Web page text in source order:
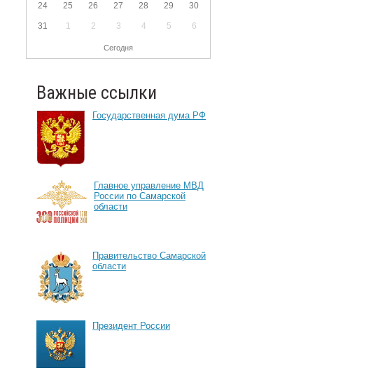
24 25 26 27 28 29 30
31 1 2 3 4 5 6
Сегодня
Важные ссылки
Государственная дума РФ
Главное управление МВД
России по Самарской
области
Правительство Самарской
области
Президент России